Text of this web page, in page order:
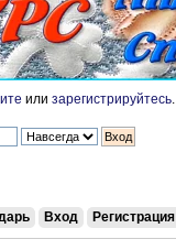
или зарегистрируйтесь
Вход Регистрация